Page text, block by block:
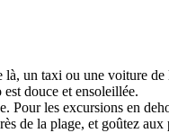
un taxi ou une voiture
douce et ensoleillée.
Pour les excursions en
de la plage, et goûtez